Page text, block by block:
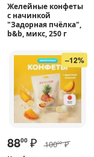
Желейные конфеты
с начинкой
"Задорная пчёлка",
b&b, микс, 250 г
–12%
8800 ₽ 10000 ₽